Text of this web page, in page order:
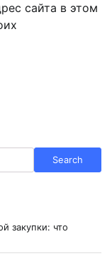
сайта в этом
Search
закупки: что